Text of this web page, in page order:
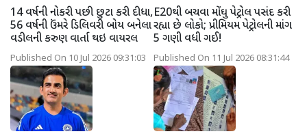
14 વર્ષની નોકરી પછી છુટા કરી દીધા,
56 વર્ષની ઉંમરે ડિલિવરી બોય બનેલા
વડીલની કરુણ વાર્તા થઇ વાયરલ
Published On 10 Jul 2026 09:31:03
E20થી બચવા મોંઘુ પેટ્રોલ પસંદ કરી
રહ્યા છે લોકો; પ્રીમિયમ પેટ્રોલની માંગ
5 ગણી વધી ગઈ!
Published On 11 Jul 2026 08:31:44